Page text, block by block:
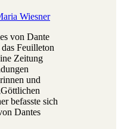
Wiesner
von Dante
Feuilleton
Zeitung
und
befasste sich
Dantes